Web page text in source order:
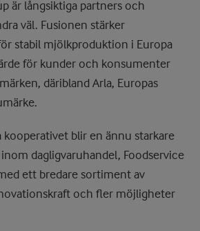
är långsiktiga partners och
väl. Fusionen stärker
stabil mjölkproduktion i Europa
för kunder och konsumenter
däribland Arla, Europas
kooperativet blir en ännu starkare
dagligvaruhandel, Foodservice
ett bredare sortiment av
och fler möjligheter